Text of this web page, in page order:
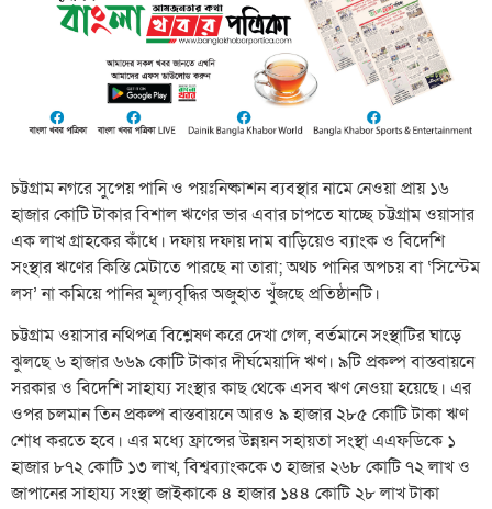
চট্টগ্রাম নগরে সুপেয় পানি ও পয়ঃনিষ্কাশন ব্যবস্থার নামে নেওয়া প্রায় ১৬
হাজার কোটি টাকার বিশাল ঋণের ভার এবার চাপতে যাচ্ছে চট্টগ্রাম ওয়াসার
এক লাখ গ্রাহকের কাঁধে। দফায় দফায় দাম বাড়িয়েও ব্যাংক ও বিদেশি
সংস্থার ঋণের কিস্তি মেটাতে পারছে না তারা; অথচ পানির অপচয় বা ‘সিস্টেম
লস’ না কমিয়ে পানির মূল্যবৃদ্ধির অজুহাত খুঁজছে প্রতিষ্ঠানটি।
চট্টগ্রাম ওয়াসার নথিপত্র বিশ্লেষণ করে দেখা গেল, বর্তমানে সংস্থাটির ঘাড়ে
ঝুলছে ৬ হাজার ৬৬৯ কোটি টাকার দীর্ঘমেয়াদি ঋণ। ৯টি প্রকল্প বাস্তবায়নে
সরকার ও বিদেশি সাহায্য সংস্থার কাছ থেকে এসব ঋণ নেওয়া হয়েছে। এর
ওপর চলমান তিন প্রকল্প বাস্তবায়নে আরও ৯ হাজার ২৮৫ কোটি টাকা ঋণ
শোধ করতে হবে। এর মধ্যে ফ্রান্সের উন্নয়ন সহায়তা সংস্থা এএফডিকে ১
হাজার ৮৭২ কোটি ১৩ লাখ, বিশ্বব্যাংককে ৩ হাজার ২৬৮ কোটি ৭২ লাখ ও
জাপানের সাহায্য সংস্থা জাইকাকে ৪ হাজার ১৪৪ কোটি ২৮ লাখ টাকা